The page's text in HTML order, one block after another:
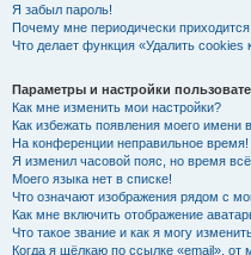
Я забыл пароль!
Почему мне периодически
Что делает функция «Удалить cookies
Параметры и настройки
Как мне изменить мои настройки?
Как избежать появления моего имени
На конференции неправильное время!
Я изменил часовой пояс, но время
Моего языка нет в списке!
Что означают изображения рядом с
Как мне включить отображение
Что такое звание и как я могу
Когда я щёлкаю по ссылке «email»,